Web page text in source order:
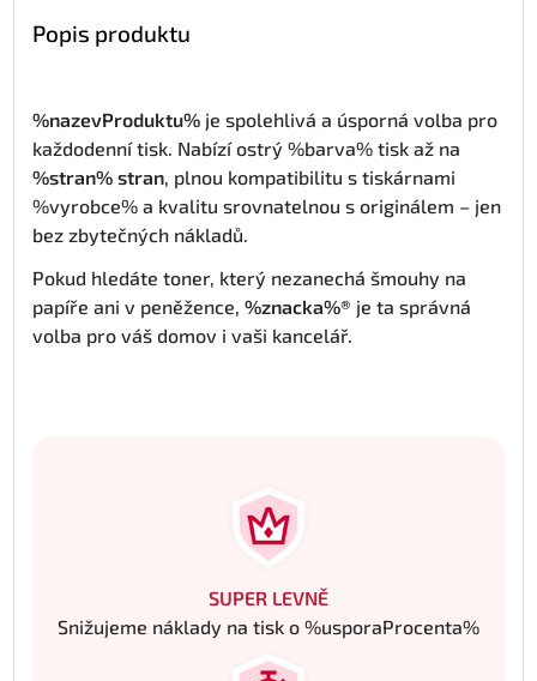
Popis produktu
%nazevProduktu% je spolehlivá a úsporná volba pro
každodenní tisk. Nabízí ostrý %barva% tisk až na
%stran% stran, plnou kompatibilitu s tiskárnami
%vyrobce% a kvalitu srovnatelnou s originálem – jen
bez zbytečných nákladů.
Pokud hledáte toner, který nezanechá šmouhy na
papíře ani v peněžence, %znacka%® je ta správná
volba pro váš domov i vaši kancelář.
SUPER LEVNĚ
Snižujeme náklady na tisk o %usporaProcenta%